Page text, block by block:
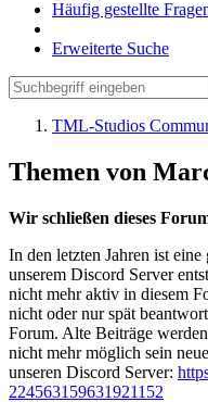
Häufig gestellte
Erweiterte Suche
TML-Studios
Themen von
Wir schließen dieses
In den letzten Jahren ist
unserem Discord Server
nicht mehr aktiv in diesem
nicht oder nur spät
Forum. Alte Beiträge
nicht mehr möglich sein
unseren Discord Server:
224563159631921152